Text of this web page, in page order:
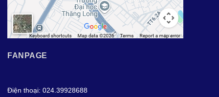
FANPAGE
Điện thoại: 024.39928688